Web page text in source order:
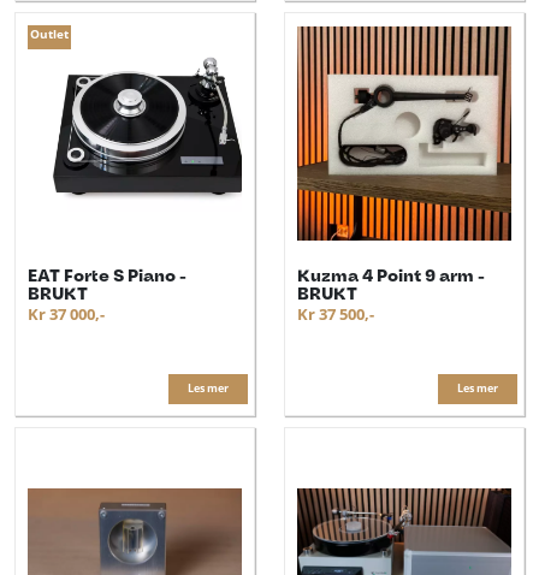
Outlet
EAT Forte S Piano -
BRUKT
Kr 37 000,-
Les mer
Kuzma 4 Point 9 arm -
BRUKT
Kr 37 500,-
Les mer